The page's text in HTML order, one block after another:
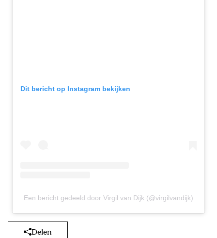
Dit bericht op Instagram bekijken
Een bericht gedeeld door Virgil van Dijk (@virgilvandijk)
Delen